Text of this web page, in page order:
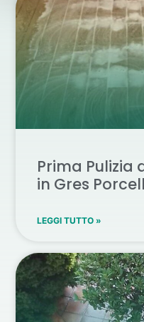
Prima Pulizia
in Gres
LEGGI TUTTO »